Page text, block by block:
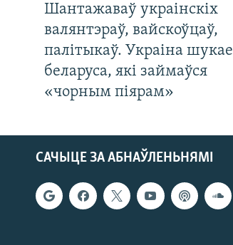
Шантажаваў украінскіх
валянтэраў, вайскоўцаў,
палітыкаў. Украіна шукае
беларуса, які займаўся
«чорным піярам»
САЧЫЦЕ ЗА АБНАЎЛЕНЬНЯМІ